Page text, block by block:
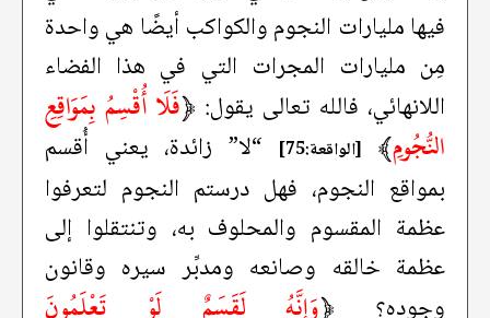
فيها مليارات النجوم والكواكب أيضًا هي واحدة
مِن مليارات المجرات التي في هذا الفضاء
اللانهائي، فالله تعالى يقول: ﴿فَلَا أُقْسِمُ بِمَوَاقِعِ
النُّجُومِ﴾ [الواقعة:75]
“لا” زائدة، يعني أُقسم
بمواقع النجوم، فهل درستم النجوم لتعرفوا
عظمة المقسوم والمحلوف به، وتنتقلوا إلى
عظمة خالقه وصانعه ومدبِّر سيره وقانون
وجوده؟ ﴿وَإِنَّهُ لَقَسَمٌ لَوْ تَعْلَمُونَ